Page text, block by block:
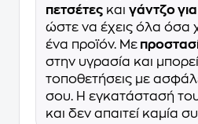
πετσέτες και γάντζο
ώστε να έχεις όλα όσα
ένα προϊόν. Με
στην υγρασία και
τοποθετήσεις με
σου. Η εγκατάστασή
και δεν απαιτεί καμία